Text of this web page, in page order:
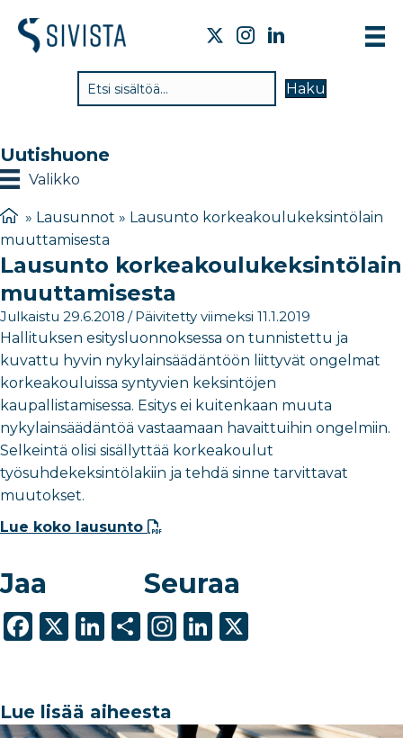
Haku
Uutishuone
Valikko
» Lausunnot » Lausunto korkeakoulukeksintölain
muuttamisesta
Lausunto korkeakoulukeksintölain
muuttamisesta
Julkaistu 29.6.2018 / Päivitetty viimeksi 11.1.2019
Hallituksen esitysluonnoksessa on tunnistettu ja
kuvattu hyvin nykylainsäädäntöön liittyvät ongelmat
korkeakouluissa syntyvien keksintöjen
kaupallistamisessa. Esitys ei kuitenkaan muuta
nykylainsäädäntöä vastaamaan havaittuihin ongelmiin.
Selkeintä olisi sisällyttää korkeakoulut
työsuhdekeksintölakiin ja tehdä sinne tarvittavat
muutokset.
Lue koko lausunto
Jaa
F
e
X
Li
e
S
e
Seuraa
In Li
Lue lisää aiheesta